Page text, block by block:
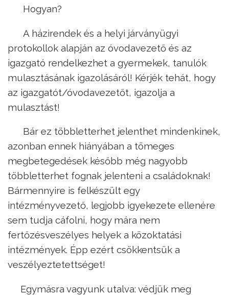
Hogyan?
A házirendek és a helyi járványügyi
protokollok alapján az óvodavezető és az
igazgató rendelkezhet a gyermekek, tanulók
mulasztásának igazolásáról! Kérjék tehát, hogy
az igazgatót/óvodavezetőt, igazolja a
mulasztást!
Bár ez többletterhet jelenthet mindenkinek,
azonban ennek hiányában a tömeges
megbetegedések később még nagyobb
többletterhet fognak jelenteni a családoknak!
Bármennyire is felkészült egy
intézményvezető, legjobb igyekezete ellenére
sem tudja cáfolni, hogy mára nem
fertőzésveszélyes helyek a közoktatási
intézmények. Épp ezért csökkentsük a
veszélyeztetettséget!
Egymásra vagyunk utalva: védjük meg